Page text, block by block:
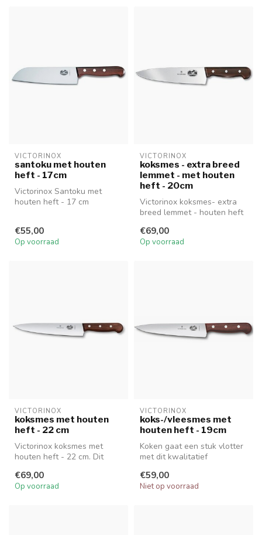
VICTORINOX
santoku met houten
heft - 17cm
Victorinox Santoku met
houten heft - 17 cm
€55,00
Op voorraad
VICTORINOX
koksmes - extra breed
lemmet - met houten
heft - 20cm
Victorinox koksmes- extra
breed lemmet - houten heft
€69,00
Op voorraad
VICTORINOX
koksmes met houten
heft - 22 cm
Victorinox koksmes met
houten heft - 22 cm. Dit
lemmet...
€69,00
Op voorraad
VICTORINOX
koks-/vleesmes met
houten heft - 19cm
Koken gaat een stuk vlotter
met dit kwalitatief
rozenhouten gr...
€59,00
Niet op voorraad